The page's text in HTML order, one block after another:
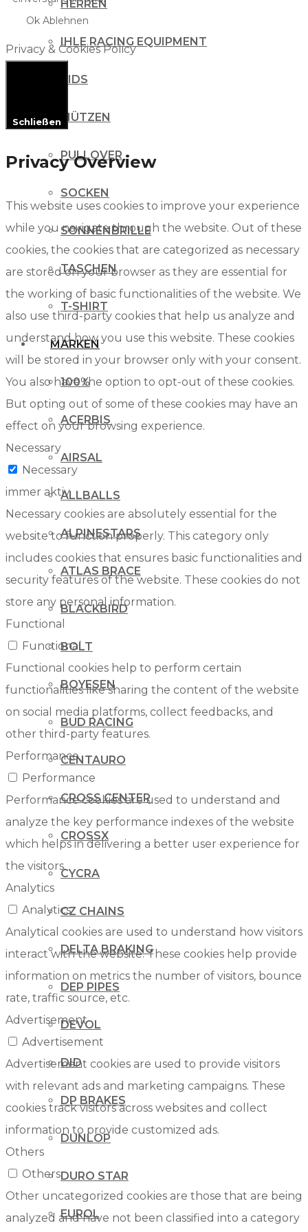
HERREN
IHLE RACING EQUIPMENT
KIDS
MÜTZEN
PULLOVER
SOCKEN
SONNENBRILLE
TASCHEN
T-SHIRT
MARKEN
100%
ACERBIS
AIRSAL
ALLBALLS
ALPINESTARS
ATLAS BRACE
BLACKBIRD
BOLT
BOYESEN
BUD RACING
CENTAURO
CROSS CENTER
CROSSX
CYCRA
CZ CHAINS
DELTA BRAKING
DEP PIPES
DEVOL
DID
DP BRAKES
DUNLOP
DURO STAR
EUROL
Ok Ablehnen
Privacy & Cookies Policy
Schließen
Privacy Overview
This website uses cookies to improve your experience
while you navigate through the website. Out of these
cookies, the cookies that are categorized as necessary
are stored on your browser as they are essential for
the working of basic functionalities of the website. We
also use third-party cookies that help us analyze and
understand how you use this website. These cookies
will be stored in your browser only with your consent.
You also have the option to opt-out of these cookies.
But opting out of some of these cookies may have an
effect on your browsing experience.
Necessary
Necessary
immer aktiv
Necessary cookies are absolutely essential for the
website to function properly. This category only
includes cookies that ensures basic functionalities and
security features of the website. These cookies do not
store any personal information.
Functional
Functional
Functional cookies help to perform certain
functionalities like sharing the content of the website
on social media platforms, collect feedbacks, and
other third-party features.
Performance
Performance
Performance cookies are used to understand and
analyze the key performance indexes of the website
which helps in delivering a better user experience for
the visitors.
Analytics
Analytics
Analytical cookies are used to understand how visitors
interact with the website. These cookies help provide
information on metrics the number of visitors, bounce
rate, traffic source, etc.
Advertisement
Advertisement
Advertisement cookies are used to provide visitors
with relevant ads and marketing campaigns. These
cookies track visitors across websites and collect
information to provide customized ads.
Others
Others
Other uncategorized cookies are those that are being
analyzed and have not been classified into a category